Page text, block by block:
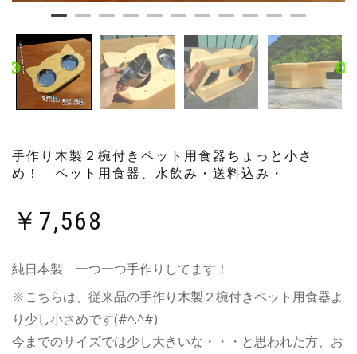
手作り木製２椀付きペット用食器ちょっと小さ
め！ ペット用食器、水飲み・送料込み・
￥ 7,568
純日本製 一つ一つ手作りしてます！
※こちらは、従来品の手作り木製２椀付きペット用食器よ
り少し小さめです(#^.^#)
今までのサイズでは少し大きいな・・・と思われた方、お